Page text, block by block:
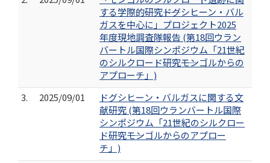
する学際的研究――ドグシヒーン・バル
ガスを中心に」プロジェクト2025
年度現地調査隊報告 (第18回ウラン
バートル国際シンポジウム「21世紀
のシルクロード研究――モンゴルからの
アプローチ」)
3.
2025/09/01
ドグシヒーン・バルガスに関する文
献研究 (第18回ウランバートル国際
シンポジウム「21世紀のシルクロー
ド研究――モンゴルからのアプロー
チ」)